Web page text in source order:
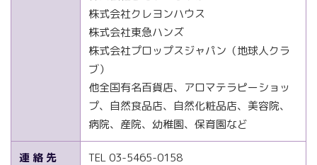
株式会社クレヨンハウス
株式会社東急ハンズ
株式会社プロップスジャパン（地球人クラ
ブ）
他全国有名百貨店、アロマテラピーショッ
プ、自然食品店、自然化粧品店、美容院、
病院、産院、幼稚園、保育園など
連 絡 先 TEL 03-5465-0158